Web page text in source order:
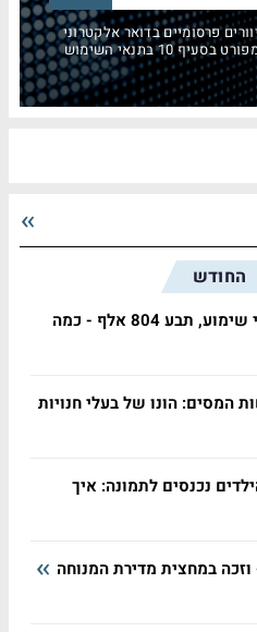
פרסומיים בדואר אלקטרוני
10 בתנאי השימוש
החודש
פוטר אחרי 29 שנה בלי שימוע, תבע 804 אלף - כמה
המסים: הונו של בעלי חנויות
נכנסים לתמונה: איך